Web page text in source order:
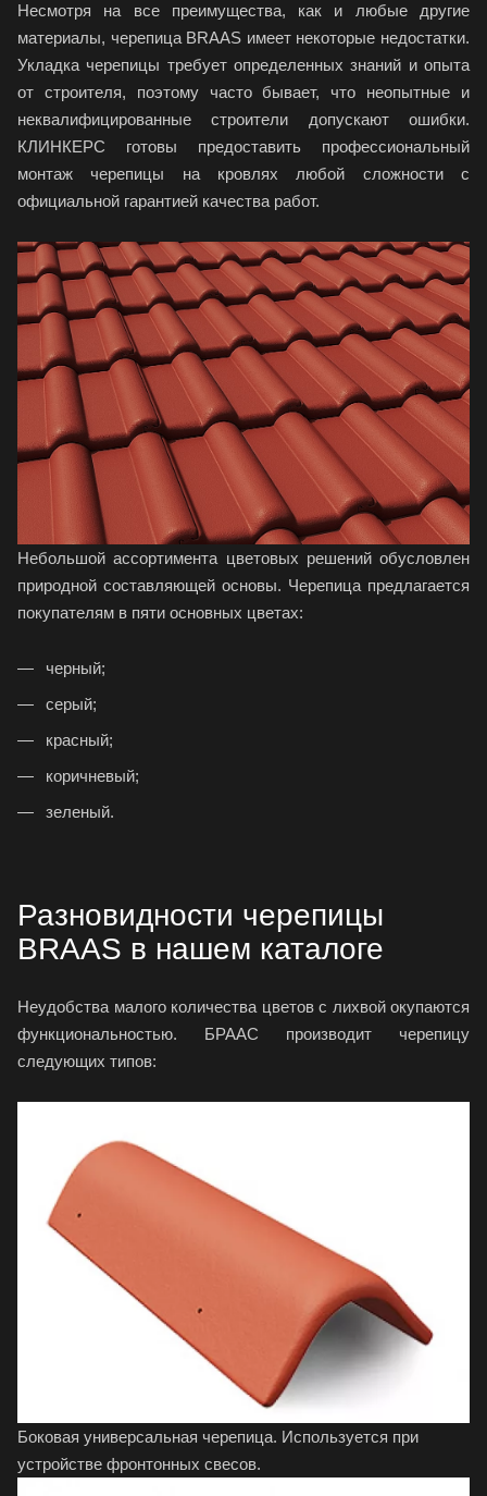
Несмотря на все преимущества, как и любые другие
материалы, черепица BRAAS имеет некоторые недостатки.
Укладка черепицы требует определенных знаний и опыта
от строителя, поэтому часто бывает, что неопытные и
неквалифицированные строители допускают ошибки.
КЛИНКЕРС готовы предоставить профессиональный
монтаж черепицы на кровлях любой сложности с
официальной гарантией качества работ.
Небольшой ассортимента цветовых решений обусловлен
природной составляющей основы. Черепица предлагается
покупателям в пяти основных цветах:
черный;
серый;
красный;
коричневый;
зеленый.
Разновидности черепицы
BRAAS в нашем каталоге
Неудобства малого количества цветов с лихвой окупаются
функциональностью. БРААС производит черепицу
следующих типов:
Боковая универсальная черепица. Используется при
устройстве фронтонных свесов.